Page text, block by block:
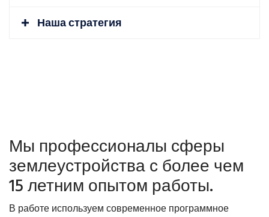
Наша стратегия
Мы профессионалы сферы
землеустройства с более чем
15 летним опытом работы.
В работе используем современное программное